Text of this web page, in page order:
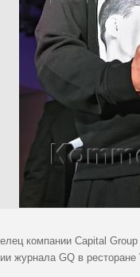
компании Capital
журнала GQ в ресторане